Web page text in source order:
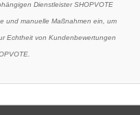
Dienstleister SHOPVOTE
und manuelle Maßnahmen ein, um
Echtheit von Kundenbewertungen